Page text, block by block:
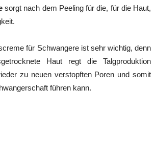
sorgt nach dem Peeling für die, für die Haut,
für Schwangere ist sehr wichtig, denn
Haut regt die Talgproduktion
zu neuen verstopften Poren und somit
führen kann.